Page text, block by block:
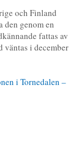
och Finland
den genom en
fattas av
väntas i december
i Tornedalen –